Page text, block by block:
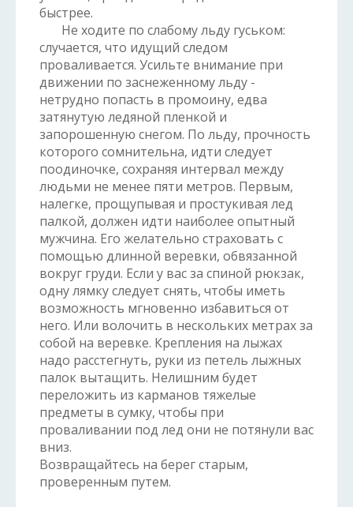
быстрее.
Не ходите по слабому льду гуськом:
случается, что идущий следом
проваливается. Усильте внимание при
движении по заснеженному льду -
нетрудно попасть в промоину, едва
затянутую ледяной пленкой и
запорошенную снегом. По льду, прочность
которого сомнительна, идти следует
поодиночке, сохраняя интервал между
людьми не менее пяти метров. Первым,
налегке, прощупывая и простукивая лед
палкой, должен идти наиболее опытный
мужчина. Его желательно страховать с
помощью длинной веревки, обвязанной
вокруг груди. Если у вас за спиной рюкзак,
одну лямку следует снять, чтобы иметь
возможность мгновенно избавиться от
него. Или волочить в нескольких метрах за
собой на веревке. Крепления на лыжах
надо расстегнуть, руки из петель лыжных
палок вытащить. Нелишним будет
переложить из карманов тяжелые
предметы в сумку, чтобы при
проваливании под лед они не потянули вас
вниз.
Возвращайтесь на берег старым,
проверенным путем.